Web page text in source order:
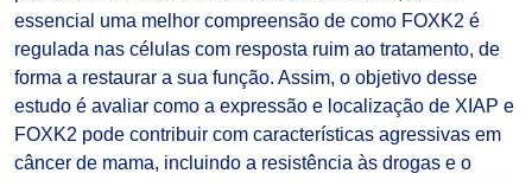
essencial uma melhor compreensão de como FOXK2 é
regulada nas células com resposta ruim ao tratamento, de
forma a restaurar a sua função. Assim, o objetivo desse
estudo é avaliar como a expressão e localização de XIAP e
FOXK2 pode contribuir com características agressivas em
câncer de mama, incluindo a resistência às drogas e o